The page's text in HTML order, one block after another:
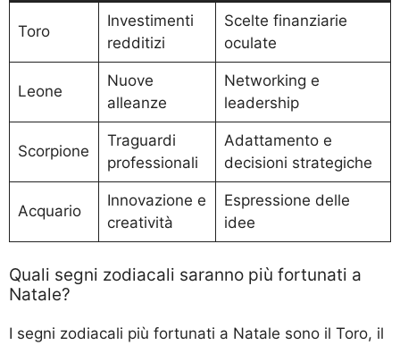
Toro
Investimenti
redditizi
Scelte finanziarie
oculate
Leone
Nuove
alleanze
Networking e
leadership
Scorpione
Traguardi
professionali
Adattamento e
decisioni strategiche
Acquario
Innovazione e
creatività
Espressione delle
idee
Quali segni zodiacali saranno più fortunati a
Natale?
I segni zodiacali più fortunati a Natale sono il Toro, il